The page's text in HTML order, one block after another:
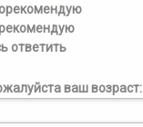
ответить
ваш возраст: